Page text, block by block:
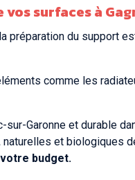
surfaces à
préparation du support
comme les
Garonne et durable
et biologiques
budget.